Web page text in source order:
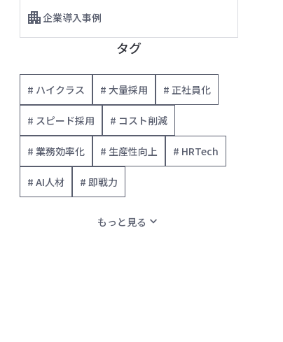
企業導入事例
タグ
# ハイクラス # 大量採用 # 正社員化
# スピード採用 # コスト削減
# 業務効率化 # 生産性向上 # HRTech
# AI人材 # 即戦力
もっと見る expand_more